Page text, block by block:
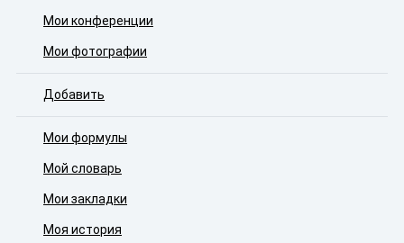
Мои конференции
Мои фотографии
Добавить
Мои формулы
Мой словарь
Мои закладки
Моя история